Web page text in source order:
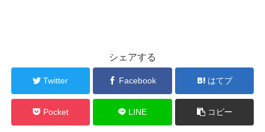
シェアする
Twitter Facebook はてブ
Pocket LINE コピー